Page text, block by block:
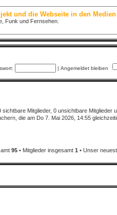
und die Webseite in den Medien
Funk und Fernsehen.
| Angemeldet bleiben
Mitglieder, 0 unsichtbare
die am Do 7. Mai 2026, 14:55
95• Mitglieder insgesamt 1 • Unser